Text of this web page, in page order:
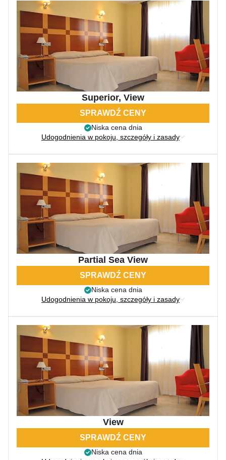
Superior, View
SPRAWDŹ CENY
Niska cena dnia
Udogodnienia w pokoju, szczegóły i zasady
Partial Sea View
SPRAWDŹ CENY
Niska cena dnia
Udogodnienia w pokoju, szczegóły i zasady
View
SPRAWDŹ CENY
Niska cena dnia